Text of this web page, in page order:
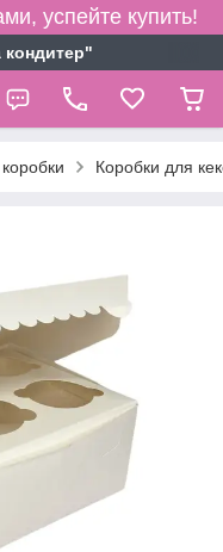
успейте купить!
кондитер"
Коробки для